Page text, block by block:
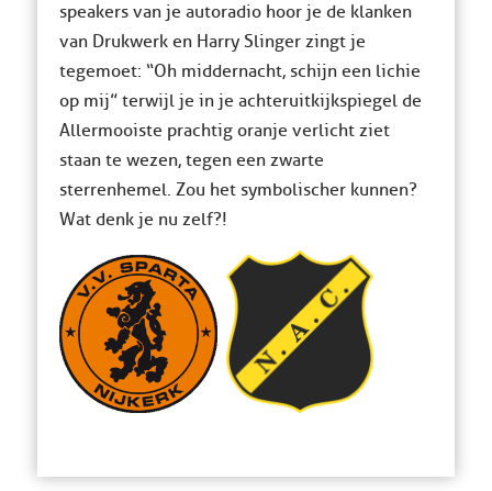
speakers van je autoradio hoor je de klanken
van Drukwerk en Harry Slinger zingt je
tegemoet: “Oh middernacht, schijn een lichie
op mij” terwijl je in je achteruitkijkspiegel de
Allermooiste prachtig oranje verlicht ziet
staan te wezen, tegen een zwarte
sterrenhemel. Zou het symbolischer kunnen?
Wat denk je nu zelf?!